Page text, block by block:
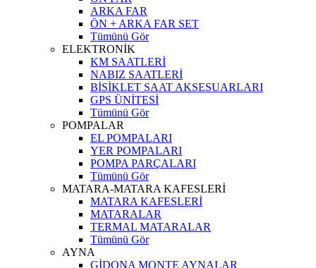
ARKA FAR
ÖN + ARKA FAR SET
Tümünü Gör
ELEKTRONİK
KM SAATLERİ
NABIZ SAATLERİ
BİSİKLET SAAT AKSESUARLARI
GPS ÜNİTESİ
Tümünü Gör
POMPALAR
EL POMPALARI
YER POMPALARI
POMPA PARÇALARI
Tümünü Gör
MATARA-MATARA KAFESLERİ
MATARA KAFESLERİ
MATARALAR
TERMAL MATARALAR
Tümünü Gör
AYNA
GİDONA MONTE AYNALAR